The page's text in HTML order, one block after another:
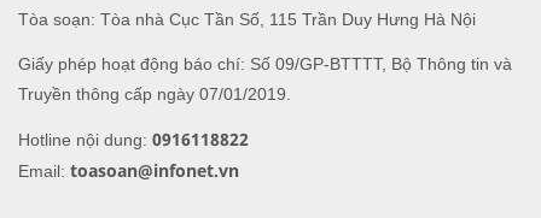
Tòa soạn: Tòa nhà Cục Tần Số, 115 Trần Duy Hưng Hà Nội
Giấy phép hoạt động báo chí: Số 09/GP-BTTTT, Bộ Thông tin và
Truyền thông cấp ngày 07/01/2019.
Hotline nội dung: 0916118822
Email: toasoan@infonet.vn